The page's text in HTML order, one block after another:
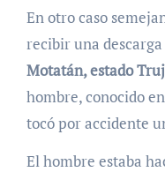
En otro caso
recibir una
Motatán, estado
hombre, conocido
tocó por accidente
El hombre estaba